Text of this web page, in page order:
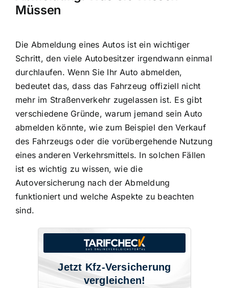
Müssen
Die Abmeldung eines Autos ist ein wichtiger
Schritt, den viele Autobesitzer irgendwann einmal
durchlaufen. Wenn Sie Ihr Auto abmelden,
bedeutet das, dass das Fahrzeug offiziell nicht
mehr im Straßenverkehr zugelassen ist. Es gibt
verschiedene Gründe, warum jemand sein Auto
abmelden könnte, wie zum Beispiel den Verkauf
des Fahrzeugs oder die vorübergehende Nutzung
eines anderen Verkehrsmittels. In solchen Fällen
ist es wichtig zu wissen, wie die
Autoversicherung nach der Abmeldung
funktioniert und welche Aspekte zu beachten
sind.
Jetzt Kfz-Versicherung
vergleichen!